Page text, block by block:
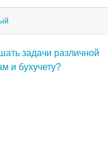
записям
задачи различной
и бухучету?